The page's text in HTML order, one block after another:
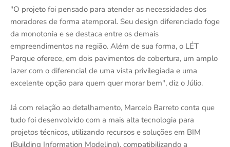
"O projeto foi pensado para atender as necessidades dos
moradores de forma atemporal. Seu design diferenciado foge
da monotonia e se destaca entre os demais
empreendimentos na região. Além de sua forma, o LÉT
Parque oferece, em dois pavimentos de cobertura, um amplo
lazer com o diferencial de uma vista privilegiada e uma
excelente opção para quem quer morar bem", diz o Júlio.
Já com relação ao detalhamento, Marcelo Barreto conta que
tudo foi desenvolvido com a mais alta tecnologia para
projetos técnicos, utilizando recursos e soluções em BIM
(Building Information Modeling), compatibilizando a